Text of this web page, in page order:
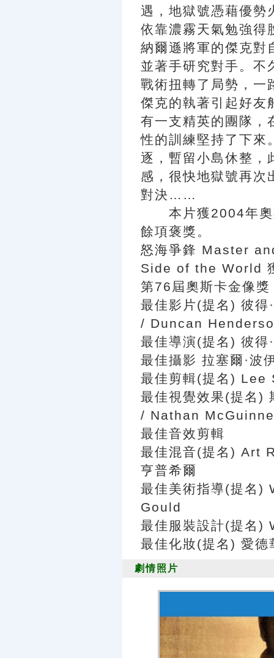
遇，地獄號憑藉優勢
依靠濃霧天氣勉強得
納爾遜將軍的傑克對
並著手研究對手。不
戰術扭轉了局勢，一
傑克的執著引起好友
有一支精英的團隊，
性的訓練堅持了下來
逐，暫留小島休整，
感，很快地獄號再次
對決……
本片獲2004年奧
餘項褒獎。
怒海爭鋒 Master
Side of the World
第76屆奧斯卡金像
最佳影片(提名) 彼
/ Duncan
最佳導演(提名) 彼得
最佳攝影 拉塞爾·波
最佳剪輯(提名) Lee
最佳視覺效果(提名)
/ Nathan
最佳音效剪輯
最佳混音(提名) Art
亨普希爾
最佳美術指導(提名
Gould
最佳服裝設計(提名
最佳化妝(提名) 愛德
劇情照片